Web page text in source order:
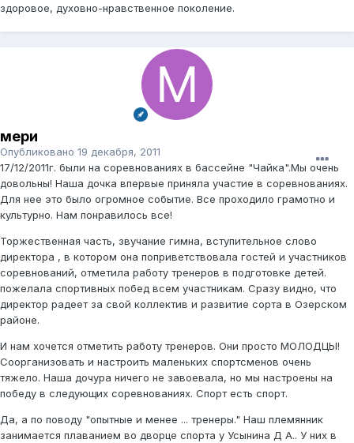
здоровое, духовно-нравственное поколение.
мери
Опубликовано 19 декабря, 2011
17/12/2011г. были на соревнованиях в бассейне "Чайка".Мы очень
довольны! Наша дочка впервые приняла участие в соревнованиях.
Для нее это было огромное событие. Все проходило грамотно и
культурно. Нам понравилось все!
Торжественная часть, звучание гимна, вступительное слово
директора , в котором она поприветствовала гостей и участников
соревнований, отметила работу тренеров в подготовке детей.
пожелала спортивных побед всем участникам. Сразу видно, что
директор радеет за свой коллектив и развитие сорта в Озерском
районе.
И нам хочется отметить работу тренеров. Они просто МОЛОДЦЫ!
Соорганизовать и настроить маленьких спортсменов очень
тяжело. Наша дочура ничего не завоевала, но мы настроены на
победу в следующих соревнованиях. Спорт есть спорт.
Да, а по поводу "опытные и менее ... тренеры." Наш племянник
занимается плаванием во дворце спорта у Усынина Д А.. У них в